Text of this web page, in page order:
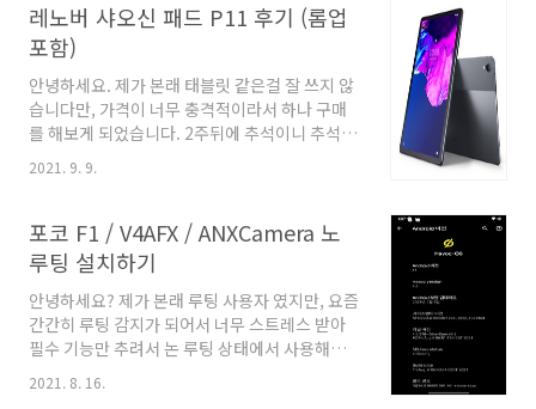
습니다. https://blog.djjproject.com/764
J606L 이 LTE롬 J606F 가 글로벌롬 인것 같습
니다. J606F 롬파일 링크
https://mirrors.lolinet.com/firmware/lenovo/Tab_P11/TB-
J606F/ 미러
https://download.djjproject.com/lenovo_p11/
2. 국가코드 바꾸기 하기와 같이 설정창에서 검색
을 통해 현재 국가 코드를 확인..
레노버 샤오신 패드 P11 후기 (롬업
포함)
안녕하세요. 제가 본래 태블릿 같은걸 잘 쓰지 않
습니다만, 가격이 너무 충격적이라서 하나 구매
를 해보게 되었습니다. 2주뒤에 추석이니 추석때
는 아버지 태블릿으로 되어 있을 것 같습니다. 개
인적으로는 태블릿으로 영상을 보는게 너무 귀찮
입니다. 각설하고, 바로 리뷰 시작하겠습니다. 1.
결론 무조껀 사야한다. 진짜 사야합니다. 정말 이
정도 가격에 이런 마감 품질은 처음보는 것 같습
니다. 태클래스트 / 올도큐브 이런 제품들은 마감
이 조악한데 이 제품은 거의 30만원대 태블릿을
보는 것 같습니다. 1. 화면이 큼 11인치 2. 해상도
가 큼 2000x1200 3. 와이드바인 DRM L1 이고
인증받아 넷플릭스 FHD 가능 4. 가격이 쌈 사야
2021. 9. 9.
포코 F1 / V4AFX / ANXCamera 노
루팅 설치하기
안녕하세요? 제가 본래 루팅 사용자 였지만, 요즘
간간히 루팅 감지가 되어서 너무 스트레스 받아
필수 기능만 추려서 논 루팅 상태에서 사용해보
려고 하고 있습니다. 이전에는 MagiskHide 를
통해 많이 사용이 가능했지만, 그리고 Magisk 앱
2021. 8. 16.